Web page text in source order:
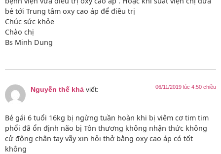
bé tới Trung tâm oxy cao áp để điều trị
Chúc sức khỏe
Chào chị
Bs Minh Dung
Nguyễn thế khả viết: 06/11/2019 lúc 4:50 chiều
Bé gái 6 tuổi 16kg bị ngừng tuần hoàn khi bị viêm cơ tim tim
phổi đã ổn định não bị Tôn thương không nhận thức không
cử động chân tay vẫy xin hỏi thở bằng oxy cao áp có tốt
không